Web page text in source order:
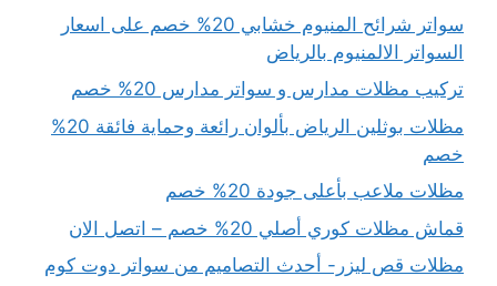
سواتر شرائح المنيوم خشابي 20% خصم على اسعار
السواتر الالمنيوم بالرياض
تركيب مظلات مدارس و سواتر مدارس 20% خصم
مظلات بوثلين الرياض بألوان رائعة وحماية فائقة 20%
خصم
مظلات ملاعب بأعلى جودة 20% خصم
قماش مظلات كوري أصلي 20% خصم – اتصل الان
مظلات قص ليزر- أحدث التصاميم من سواتر دوت كوم